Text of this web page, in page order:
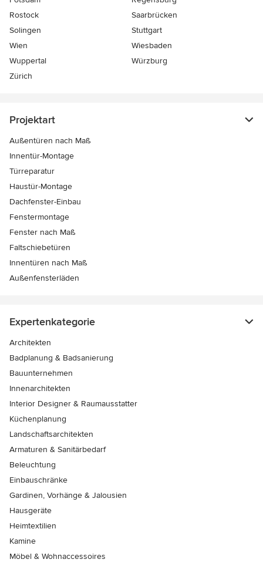
Rostock
Saarbrücken
Solingen
Stuttgart
Wien
Wiesbaden
Wuppertal
Würzburg
Zürich
Projektart
Außentüren nach Maß
Innentür-Montage
Türreparatur
Haustür-Montage
Dachfenster-Einbau
Fenstermontage
Fenster nach Maß
Faltschiebetüren
Innentüren nach Maß
Außenfensterläden
Expertenkategorie
Architekten
Badplanung & Badsanierung
Bauunternehmen
Innenarchitekten
Interior Designer & Raumausstatter
Küchenplanung
Landschaftsarchitekten
Armaturen & Sanitärbedarf
Beleuchtung
Einbauschränke
Gardinen, Vorhänge & Jalousien
Hausgeräte
Heimtextilien
Kamine
Möbel & Wohnaccessoires